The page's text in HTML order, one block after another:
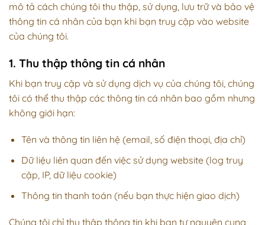
mô tả cách chúng tôi thu thập, sử dụng, lưu trữ và bảo vệ
thông tin cá nhân của bạn khi bạn truy cập vào website
của chúng tôi.
1. Thu thập thông tin cá nhân
Khi bạn truy cập và sử dụng dịch vụ của chúng tôi, chúng
tôi có thể thu thập các thông tin cá nhân bao gồm nhưng
không giới hạn:
Tên và thông tin liên hệ (email, số điện thoại, địa chỉ)
Dữ liệu liên quan đến việc sử dụng website (log truy
cập, IP, dữ liệu cookie)
Thông tin thanh toán (nếu bạn thực hiện giao dịch)
Chúng tôi chỉ thu thập thông tin khi bạn tự nguyện cung